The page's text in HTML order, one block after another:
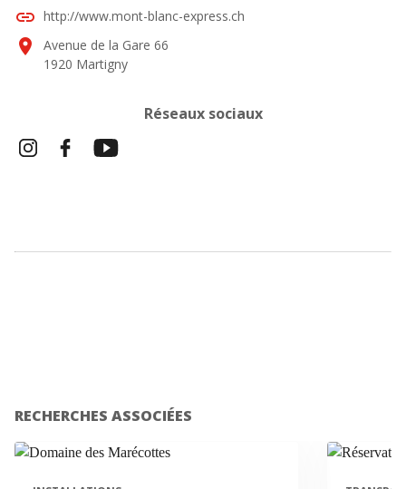
link http://www.mont-blanc-express.ch
location_on
Avenue de la Gare 66
1920 Martigny
Réseaux sociaux
RECHERCHES ASSOCIÉES